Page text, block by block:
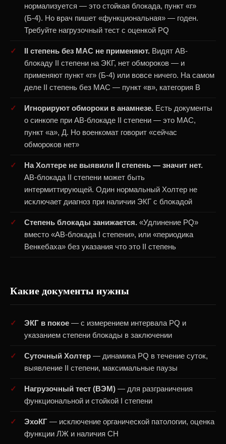
нормализуется — это стойкая блокада, пункт «г»
(Б-4). Но врач пишет «функциональная» — годен.
Требуйте нагрузочный тест с оценкой PQ
II степень без МАС не применяют. Видят АВ-
блокаду II степени на ЭКГ, нет обмороков — и
применяют пункт «г» (Б-4) или вовсе ничего. На самом
деле II степень без МАС — пункт «в», категория В
Игнорируют обмороки в анамнезе. Есть документы
о синкопе при АВ-блокаде II степени — это МАС,
пункт «а», Д. Но военкомат говорит «сейчас
обмороков нет»
На Холтере не выявили II степень — значит нет.
АВ-блокада II степени может быть
интермиттирующей. Один нормальный Холтер не
исключает диагноз при наличии ЭКГ с блокадой
Степень блокады занижается. «Удлинение PQ»
вместо «АВ-блокада I степени», или «периодика
Венкебаха» без указания что это II степень
Какие документы нужны
ЭКГ в покое — с измерением интервала PQ и
указанием степени блокады в заключении
Суточный Холтер — динамика PQ в течение суток,
выявление II степени, максимальные паузы
Нагрузочный тест (ВЭМ) — для разграничения
функциональной и стойкой I степени
ЭхоКГ — исключение органической патологии, оценка
функции ЛЖ и наличия СН